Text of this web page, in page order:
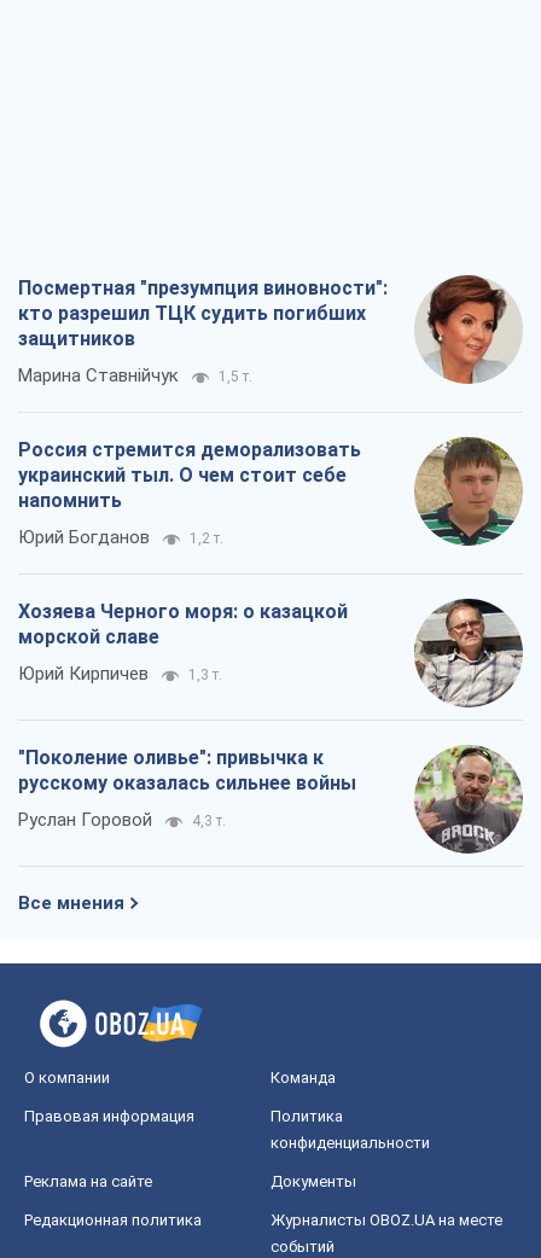
Посмертная "презумпция виновности":
кто разрешил ТЦК судить погибших
защитников
Марина Ставнійчук 1,5 т.
Россия стремится деморализовать
украинский тыл. О чем стоит себе
напомнить
Юрий Богданов 1,2 т.
Хозяева Черного моря: о казацкой
морской славе
Юрий Кирпичев 1,3 т.
"Поколение оливье": привычка к
русскому оказалась сильнее войны
Руслан Горовой 4,3 т.
Все мнения
О компании Команда
Правовая информация
Политика
конфиденциальности
Реклама на сайте Документы
Редакционная политика
Журналисты OBOZ.UA на месте
событий